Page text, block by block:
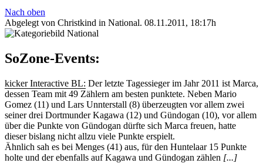
Nach oben
Abgelegt von Christkind in National. 08.11.2011, 18:17h
SoZone-Events:
kicker Interactive BL: Der letzte Tagessieger im Jahr 2011 ist Marca,
dessen Team mit 49 Zählern am besten punktete. Neben Mario
Gomez (11) und Lars Unnterstall (8) überzeugten vor allem zwei
seiner drei Dortmunder Kagawa (12) und Gündogan (10), vor allem
über die Punkte von Gündogan dürfte sich Marca freuen, hatte
dieser bislang nicht allzu viele Punkte erspielt.
Ähnlich sah es bei Menges (41) aus, für den Huntelaar 15 Punkte
holte und der ebenfalls auf Kagawa und Gündogan zählen [...]